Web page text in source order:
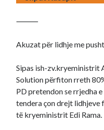
⸻
Akuzat për lidhje me
Sipas ish-zv.kryeministrit
Solution përfiton rreth
PD pretendon se rrjedha
tendera çon drejt lidhjeve
të kryeministrit Edi Rama.